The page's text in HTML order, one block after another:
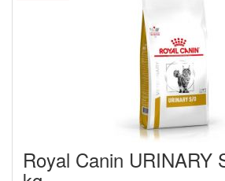
Royal Canin URINARY